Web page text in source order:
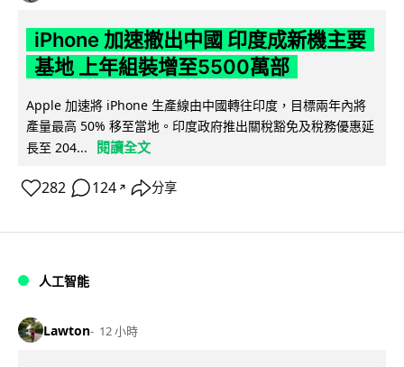
iPhone 加速撤出中國 印度成新機主要
基地 上年組裝增至5500萬部
Apple 加速將 iPhone 生產線由中國轉往印度，目標兩年內將
產量最高 50% 移至當地。印度政府推出關稅豁免及稅務優惠延
長至 204...
閱讀全文
282 124 ↗ 分享
人工智能
Lawton 12 小時